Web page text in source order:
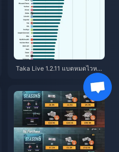
Taka Live 1.2.11 แบตหมดไวหลัง
อัปเดตเดือนกรกฎาคม 2026? สาเ